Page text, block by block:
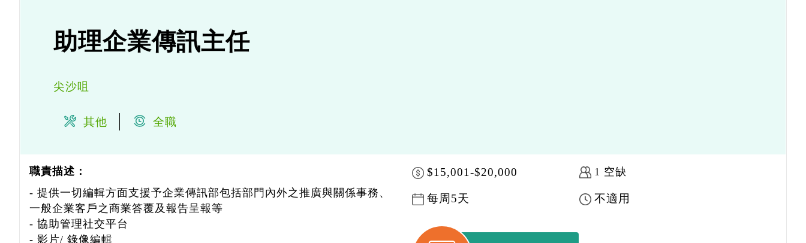
助理企業傳訊主任
尖沙咀
其他 全職
職責描述：
- 提供一切編輯方面支援予企業傳訊部包括部門內外之推廣與關係事務、
一般企業客戶之商業答覆及報告呈報等
- 協助管理社交平台
- 影片/ 錄像編輯
$15,001-$20,000 1 空缺
每周5天 不適用